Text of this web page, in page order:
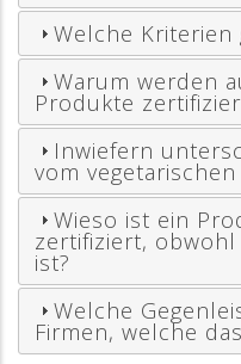
Welche Kriterien
Warum werden
Produkte
Inwiefern
vom vegetarischen
Wieso ist ein
zertifiziert,
ist?
Welche
Firmen, welche